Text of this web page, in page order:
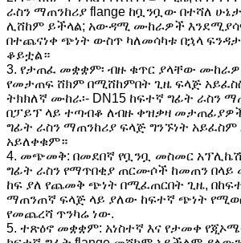
ራስን ማጠንከሪያ flange ከቧንቧው በተሻለ
ሊሸከም ይችላል; አውዳሚ ሙከራዎች
በተጨናነቀ ጭነት ውስጥ ካለመሳካቱ በኋላ
ቆይቷል።
3. የታጠፈ መቋቋም፡ ብዙ ቁጥር ያላቸው
የመታጠፍ ሸክም በሚሸከምበት ጊዜ ፍላጅ
ትክክለኛ ሙከራ፡- DN15 ከፍተኛ ግፊት ራስን
በፓይፕ ላይ ተጣብቆ ለብዙ ቀዝቃዛ
ግፊት ራስን ማጠንከሪያ ፍላጅ ግንኙነት
አይለቀቁም።
4. መጭመቅ: በመደበኛ የቧንቧ መስመር
ግፊት ራስን የማጥበቂያ ጠርሙሶች ከመጠን
ከፍ ያለ የጨመቅ ጭነት በሚፈጠርበት ጊዜ,
ማጠንጠኛ ፍላጅ ላይ ያለው ከፍተኛ ጭነት
የመጨረሻ ጥንካሬ ነው.
5. ተጽዕኖ መቋቋም: አነስተኛ እና የታመቀ